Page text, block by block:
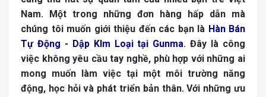
Nam. Một trong những đơn hàng hấp dẫn mà
chúng tôi muốn giới thiệu đến các bạn là Hàn Bán
Tự Động - Dập KIm Loại tại Gunma. Đây là công
việc không yêu cầu tay nghề, phù hợp với những ai
mong muốn làm việc tại một môi trường năng
động, học hỏi và phát triển bản thân. Với những ưu